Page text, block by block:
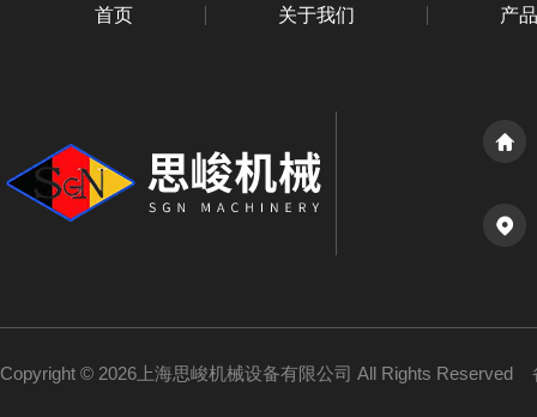
首页 关于我们 产
Copyright © 2026上海思峻机械设备有限公司 All Rights Reserved